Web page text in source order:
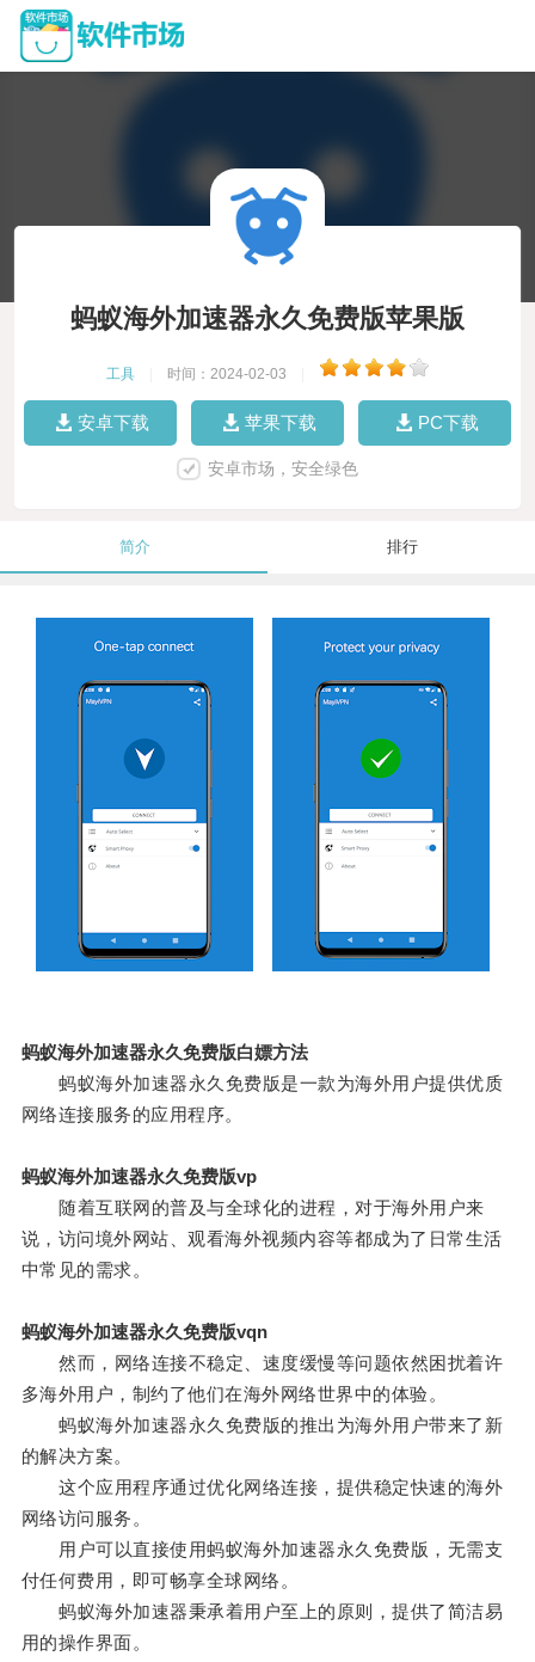
蚂蚁海外加速器永久免费版苹果版
工具 时间：2024-02-03
安卓下载 苹果下载 PC下载
安卓市场，安全绿色
简介 排行
蚂蚁海外加速器永久免费版白嫖方法
蚂蚁海外加速器永久免费版是一款为海外用户提供优质
网络连接服务的应用程序。
蚂蚁海外加速器永久免费版vp
随着互联网的普及与全球化的进程，对于海外用户来
说，访问境外网站、观看海外视频内容等都成为了日常生活
中常见的需求。
蚂蚁海外加速器永久免费版vqn
然而，网络连接不稳定、速度缓慢等问题依然困扰着许
多海外用户，制约了他们在海外网络世界中的体验。
蚂蚁海外加速器永久免费版的推出为海外用户带来了新
的解决方案。
这个应用程序通过优化网络连接，提供稳定快速的海外
网络访问服务。
用户可以直接使用蚂蚁海外加速器永久免费版，无需支
付任何费用，即可畅享全球网络。
蚂蚁海外加速器秉承着用户至上的原则，提供了简洁易
用的操作界面。